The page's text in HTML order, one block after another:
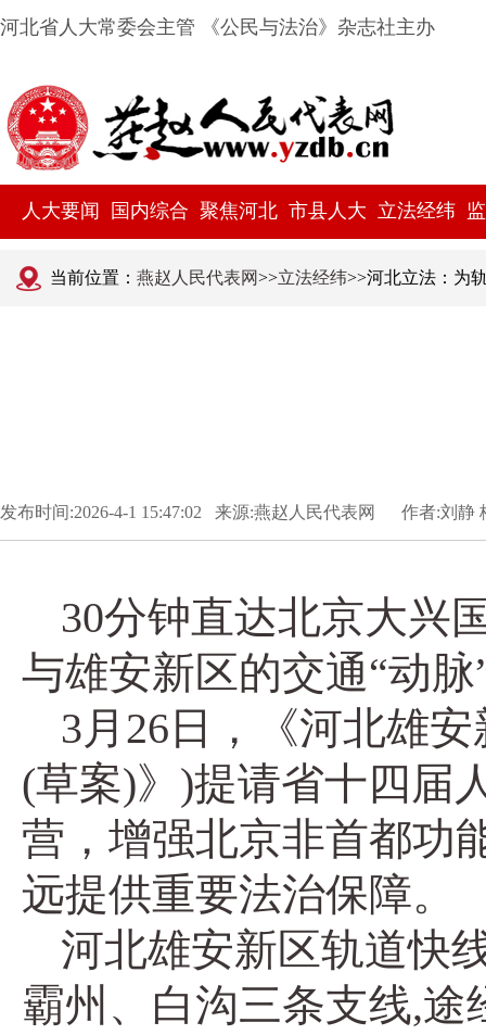
河北省人大常委会主管 《公民与法治》杂志社主办
人大要闻 国内综合 聚焦河北 市县人大 立法经纬
当前位置： 燕赵人民代表网>>立法经纬>>河北立法：为
发布时间:2026-4-1 15:47:02 来源:燕赵人民代表网 作者:刘静
30分钟直达北京大兴
与雄安新区的交通“动
3月26日，《河北雄
(草案)》)提请省十四届
营，增强北京非首都功
远提供重要法治保障。
河北雄安新区轨道快
霸州、白沟三条支线,